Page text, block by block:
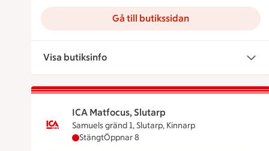
Gå till butikssidan
Visa butiksinfo
ICA Matfocus, Slutarp
Samuels gränd 1, Slutarp, Kinnarp
ICA Matfocus, Slutarp har stängt, öppnar
StängtÖppnar 8